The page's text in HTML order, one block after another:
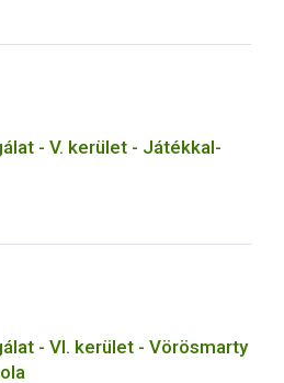
- V. kerület - Játékkal-
- VI. kerület - Vörösmarty